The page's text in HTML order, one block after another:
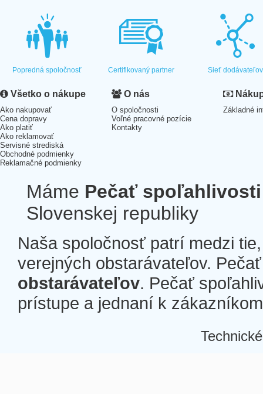
Popredná spoločnosť Certifikovaný partner Sieť dodávateľov
Všetko o nákupe
Ako nakupovať
Cena dopravy
Ako platiť
Ako reklamovať
Servisné strediská
Obchodné podmienky
Reklamačné podmienky
O nás
O spoločnosti
Voľné pracovné pozície
Kontakty
Základné
Máme Pečať spoľahlivosti
Slovenskej republiky
Naša spoločnosť patrí medzi
verejných obstarávateľov.
obstarávateľov. Pečať
prístupe a jednaní k